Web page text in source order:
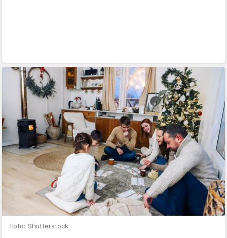
Foto: Shutterstock